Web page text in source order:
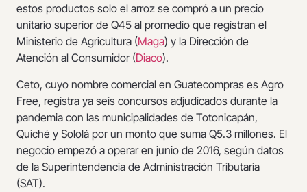
estos productos solo el arroz se compró a un precio
unitario superior de Q45 al promedio que registran el
Ministerio de Agricultura (Maga) y la Dirección de
Atención al Consumidor (Diaco).
Ceto, cuyo nombre comercial en Guatecompras es Agro
Free, registra ya seis concursos adjudicados durante la
pandemia con las municipalidades de Totonicapán,
Quiché y Sololá por un monto que suma Q5.3 millones. El
negocio empezó a operar en junio de 2016, según datos
de la Superintendencia de Administración Tributaria
(SAT).